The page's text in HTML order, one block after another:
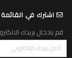
اشترك في القائمة
قم بادخال بريدك